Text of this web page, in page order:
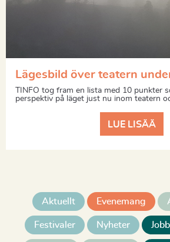
Lägesbild över teatern
TINFO tog fram en lista med 10 punkter
perspektiv på läget just nu inom teatern
LUE LISÄÄ
Aktuellt Evenemang
Festivaler Nyheter Jobb